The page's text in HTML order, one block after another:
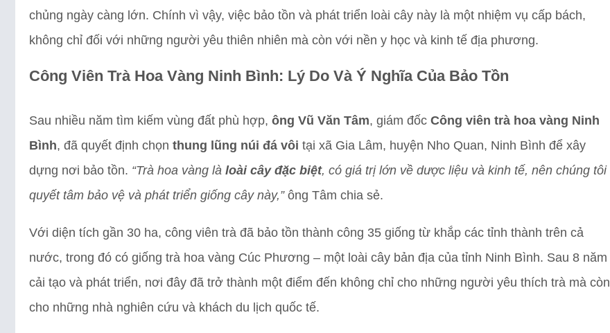
chủng ngày càng lớn. Chính vì vậy, việc bảo tồn và phát triển loài cây này là một nhiệm vụ cấp bách,
không chỉ đối với những người yêu thiên nhiên mà còn với nền y học và kinh tế địa phương.
Công Viên Trà Hoa Vàng Ninh Bình: Lý Do Và Ý Nghĩa Của Bảo Tồn
Sau nhiều năm tìm kiếm vùng đất phù hợp, ông Vũ Văn Tâm, giám đốc Công viên trà hoa vàng Ninh
Bình, đã quyết định chọn thung lũng núi đá vôi tại xã Gia Lâm, huyện Nho Quan, Ninh Bình để xây
dựng nơi bảo tồn. “Trà hoa vàng là loài cây đặc biệt, có giá trị lớn về dược liệu và kinh tế, nên chúng tôi
quyết tâm bảo vệ và phát triển giống cây này,” ông Tâm chia sẻ.
Với diện tích gần 30 ha, công viên trà đã bảo tồn thành công 35 giống từ khắp các tỉnh thành trên cả
nước, trong đó có giống trà hoa vàng Cúc Phương – một loài cây bản địa của tỉnh Ninh Bình. Sau 8 năm
cải tạo và phát triển, nơi đây đã trở thành một điểm đến không chỉ cho những người yêu thích trà mà còn
cho những nhà nghiên cứu và khách du lịch quốc tế.